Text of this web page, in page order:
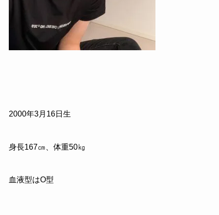
2000年3月16日生
身長167㎝、体重50㎏
血液型はO型